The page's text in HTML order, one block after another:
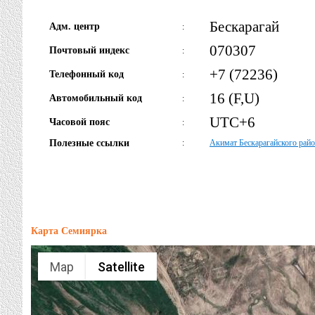
Адм. центр : Бескарагай
Почтовый индекс : 070307
Телефонный код : +7 (72236)
Автомобильный код : 16 (F,U)
Часовой пояс : UTC+6
Полезные ссылки : Акимат Бескарагайского
Карта Семиярка